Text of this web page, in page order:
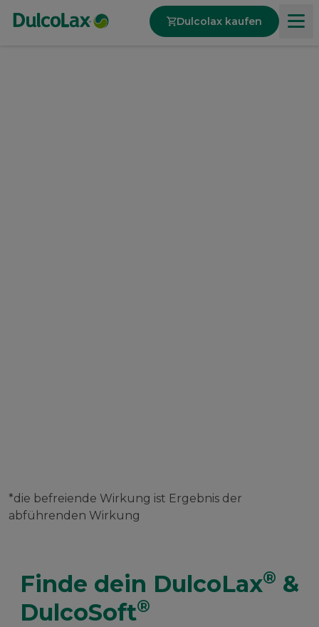
Dulcolax kaufen
*die befreiende Wirkung ist Ergebnis der
abführenden Wirkung
Finde dein DulcoLax® &
DulcoSoft®